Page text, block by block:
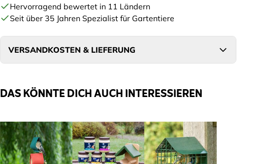
Hervorragend bewertet in 11 Ländern
Seit über 35 Jahren Spezialist für Gartentiere
VERSANDKOSTEN & LIEFERUNG
DAS KÖNNTE DICH AUCH INTERESSIEREN